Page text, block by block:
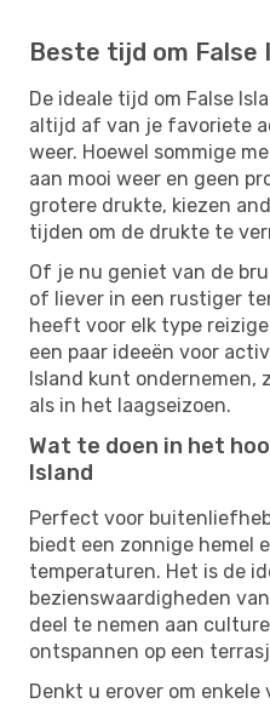
Beste tijd om False
De ideale tijd om False
altijd af van je favoriete
weer. Hoewel sommige
aan mooi weer en geen
grotere drukte, kiezen
tijden om de drukte te
Of je nu geniet van de
of liever in een rustiger
heeft voor elk type
een paar ideeën voor
Island kunt ondernemen,
als in het laagseizoen.
Wat te doen in het
Island
Perfect voor
biedt een zonnige hemel
temperaturen. Het is de
bezienswaardigheden
deel te nemen aan
ontspannen op een
Denkt u erover om